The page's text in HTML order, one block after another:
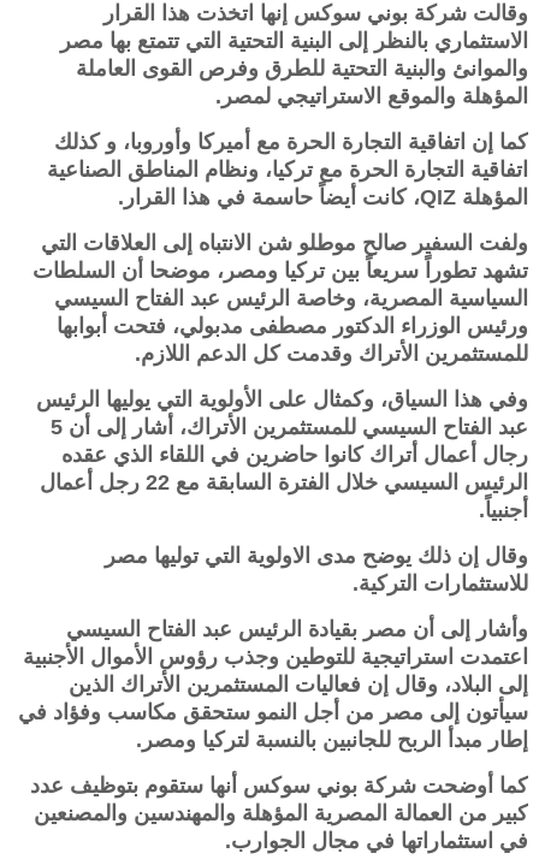
وقالت شركة بوني سوكس إنها اتخذت هذا القرار
الاستثماري بالنظر إلى البنية التحتية التي تتمتع بها مصر
والموانئ والبنية التحتية للطرق وفرص القوى العاملة
المؤهلة والموقع الاستراتيجي لمصر.
كما إن اتفاقية التجارة الحرة مع أميركا وأوروبا، و كذلك
اتفاقية التجارة الحرة مع تركيا، ونظام المناطق الصناعية
المؤهلة QIZ، كانت أيضاً حاسمة في هذا القرار.
ولفت السفير صالح موطلو شن الانتباه إلى العلاقات التي
تشهد تطوراً سريعاً بين تركيا ومصر، موضحا أن السلطات
السياسية المصرية، وخاصة الرئيس عبد الفتاح السيسي
ورئيس الوزراء الدكتور مصطفى مدبولي، فتحت أبوابها
للمستثمرين الأتراك وقدمت كل الدعم اللازم.
وفي هذا السياق، وكمثال على الأولوية التي يوليها الرئيس
عبد الفتاح السيسي للمستثمرين الأتراك، أشار إلى أن 5
رجال أعمال أتراك كانوا حاضرين في اللقاء الذي عقده
الرئيس السيسي خلال الفترة السابقة مع 22 رجل أعمال
أجنبياً.
وقال إن ذلك يوضح مدى الاولوية التي توليها مصر
للاستثمارات التركية.
وأشار إلى أن مصر بقيادة الرئيس عبد الفتاح السيسي
اعتمدت استراتيجية للتوطين وجذب رؤوس الأموال الأجنبية
إلى البلاد، وقال إن فعاليات المستثمرين الأتراك الذين
سيأتون إلى مصر من أجل النمو ستحقق مكاسب وفؤاد في
إطار مبدأ الربح للجانبين بالنسبة لتركيا ومصر.
كما أوضحت شركة بوني سوكس أنها ستقوم بتوظيف عدد
كبير من العمالة المصرية المؤهلة والمهندسين والمصنعين
في استثماراتها في مجال الجوارب.